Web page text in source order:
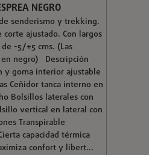
NEGRO
senderismo y trekking.
ajustado. Con largos
-5/+5 cms. (Las
negro) Descripción
y goma interior ajustable
Ceñidor tanca interno en
Bolsillos laterales con
vertical en lateral con
Transpirable
capacidad térmica
confort y libert...